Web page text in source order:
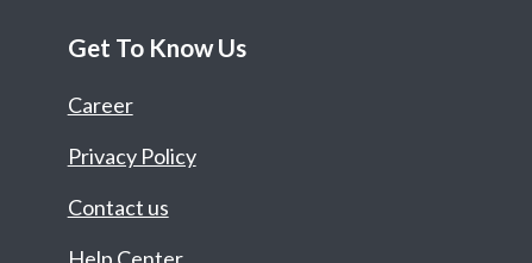
Get To Know Us
Career
Privacy Policy
Contact us